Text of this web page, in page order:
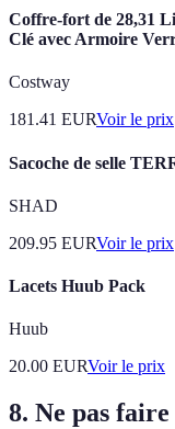
Coffre-fort de 28,31
Clé avec Armoire
Costway
181.41 EURVoir le prix
Sacoche de selle
SHAD
209.95 EURVoir le prix
Lacets Huub Pack
Huub
20.00 EURVoir le prix
8. Ne pas